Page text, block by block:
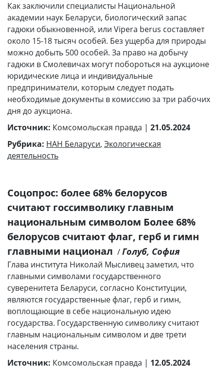
Как заключили специалисты Национальной
академии наук Беларуси, биологический запас
гадюки обыкновенной, или Vipera berus составляет
около 15-18 тысяч особей. Без ущерба для природы
можно добыть 500 особей. За право на добычу
гадюки в Смолевичах могут побороться на аукционе
юридические лица и индивидуальные
предприниматели, которым следует подать
необходимые документы в комиссию за три рабочих
дня до аукциона.
Источник: Комсомольская правда | 21.05.2024
Рубрика: НАН Беларуси, Экологическая
деятельность
Соцопрос: более 68% белорусов
считают госсимволику главным
национальным символом Более 68%
белорусов считают флаг, герб и гимн
главными национал /Голуб, София
Глава института Николай Мысливец заметил, что
главными символами государственного
суверенитета Беларуси, согласно Конституции,
являются государственные флаг, герб и гимн,
воплощающие в себе национальную идею
государства. Государственную символику считают
главным национальным символом и две трети
населения страны.
Источник: Комсомольская правда | 12.05.2024